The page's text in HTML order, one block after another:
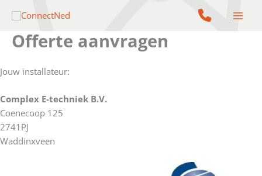
naar
inhoud
Offerte aanvragen
Jouw installateur:
Complex E-techniek B.V.
Coenecoop 125
2741PJ
Waddinxveen